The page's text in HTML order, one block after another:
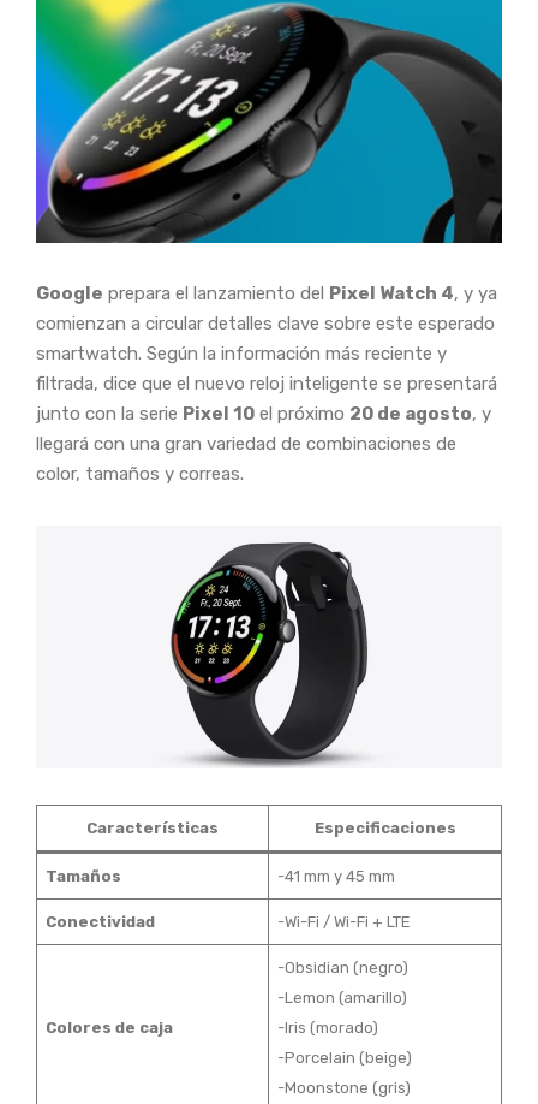
Google prepara el lanzamiento del Pixel Watch 4, y ya
comienzan a circular detalles clave sobre este esperado
smartwatch. Según la información más reciente y
filtrada, dice que el nuevo reloj inteligente se presentará
junto con la serie Pixel 10 el próximo 20 de agosto, y
llegará con una gran variedad de combinaciones de
color, tamaños y correas.
Características Especificaciones
Tamaños -41 mm y 45 mm
Conectividad -Wi-Fi / Wi-Fi + LTE
Colores de caja
-Obsidian (negro)
-Lemon (amarillo)
-Iris (morado)
-Porcelain (beige)
-Moonstone (gris)